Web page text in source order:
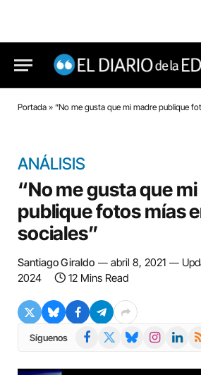
Portada » “No me gusta que mi madre publique
ANÁLISIS
“No me gusta que
publique fotos mías
sociales”
Santiago Giraldo abril 8, 2021
2024
12 Mins Read
Síguenos Facebook BlueskyInstagramLinkedIn